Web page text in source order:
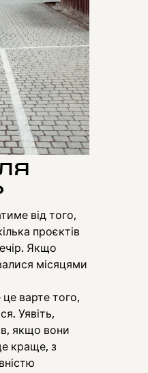
від того,
проєктів
Якщо
місяцями
варте того,
Уявіть,
якщо вони
краще, з